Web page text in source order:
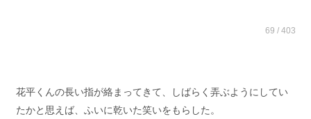
69 / 403
花平くんの長い指が絡まってきて、しばらく弄ぶようにしてい
たかと思えば、ふいに乾いた笑いをもらした。